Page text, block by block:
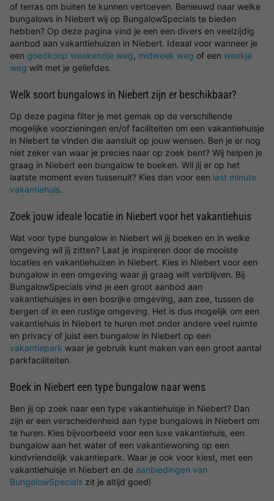
of terras om buiten te kunnen vertoeven. Benieuwd naar welke
bungalows in Niebert wij op BungalowSpecials te bieden
hebben? Op deze pagina vind je een een divers en veelzijdig
aanbod aan vakantiehuizen in Niebert. Ideaal voor wanneer je
een goedkoop weekendje weg, midweek weg of een weekje
weg wilt met je geliefdes.
Welk soort bungalows in Niebert zijn er beschikbaar?
Op deze pagina filter je met gemak op de verschillende
mogelijke voorzieningen en/of faciliteiten om een vakantiehuisje
in Niebert te vinden die aansluit op jouw wensen. Ben je er nog
niet zeker van waar je precies naar op zoek bent? Wij helpen je
graag in Niebert een bungalow te boeken. Wil jij er op het
laatste moment even tussenuit? Kies dan voor een last minute
vakantiehuis.
Zoek jouw ideale locatie in Niebert voor het vakantiehuis
Wat voor type bungalow in Niebert wil jij boeken en in welke
omgeving wil jij zitten? Laat je inspireren door de mooiste
locaties en vakantiehuizen in Niebert. Kies in Niebert voor een
bungalow in een omgeving waar jij graag wilt verblijven. Bij
BungalowSpecials vind je een groot aanbod aan
vakantiehuisjes in een bosrijke omgeving, aan zee, tussen de
bergen of in een rustige omgeving. Het is dus mogelijk om een
vakantiehuis in Niebert te huren met onder andere veel ruimte
en privacy of juist een bungalow in Niebert op een
vakantiepark waar je gebruik kunt maken van een groot aantal
parkfaciliteiten.
Boek in Niebert een type bungalow naar wens
Ben jij op zoek naar een type vakantiehuisje in Niebert? Dan
zijn er een verscheidenheid aan type bungalows in Niebert om
te huren. Kies bijvoorbeeld voor een luxe vakantiehuis, een
bungalow aan het water of een vakantiewoning op een
kindvriendelijk vakantiepark. Waar je ook voor kiest, met een
vakantiehuisje in Niebert en de aanbiedingen van
BungalowSpecials zit je altijd goed!